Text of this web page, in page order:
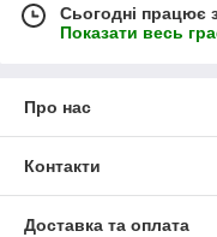
Сьогодні працює
Показати весь
Про нас
Контакти
Доставка та оплата